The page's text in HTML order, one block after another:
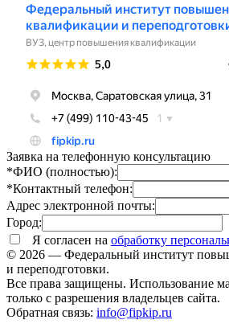
Заявка на телефонную консультацию
*ФИО (полностью):
*Контактный телефон:
Адрес электронной почты:
Город:
Я согласен на обработку
© 2026 — Федеральный институт
и переподготовки.
Все права защищены. Использование
только с разрешения владельцев сайта.
Обратная связь: info@fipkip.ru